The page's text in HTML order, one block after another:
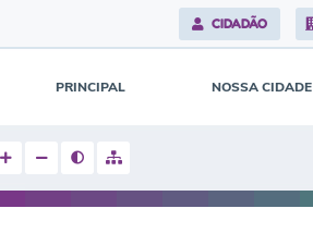
CIDADÃO
PRINCIPAL NOSSA CIDADE